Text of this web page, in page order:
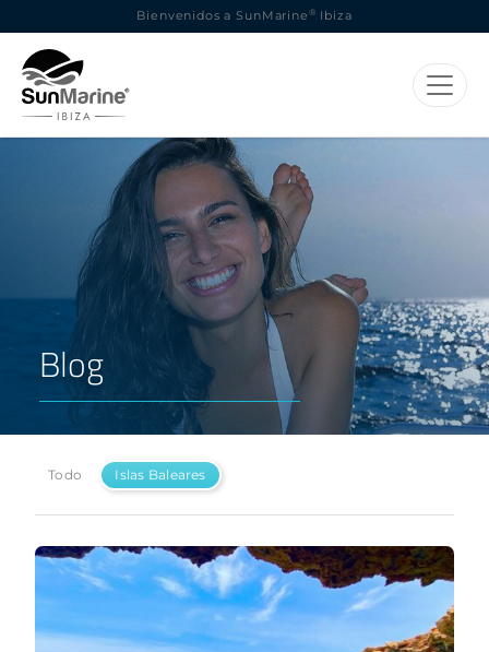
Bienvenidos a SunMarine ® Ibiza
Blog
Todo Islas Baleares